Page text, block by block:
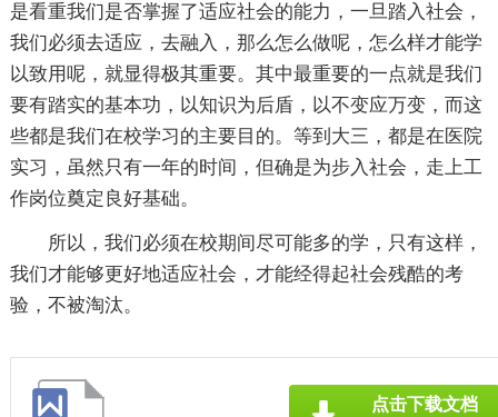
是看重我们是否掌握了适应社会的能力，一旦踏入社会，
我们必须去适应，去融入，那么怎么做呢，怎么样才能学
以致用呢，就显得极其重要。其中最重要的一点就是我们
要有踏实的基本功，以知识为后盾，以不变应万变，而这
些都是我们在校学习的主要目的。等到大三，都是在医院
实习，虽然只有一年的时间，但确是为步入社会，走上工
作岗位奠定良好基础。
所以，我们必须在校期间尽可能多的学，只有这样，
我们才能够更好地适应社会，才能经得起社会残酷的考
验，不被淘汰。
点击下载文档